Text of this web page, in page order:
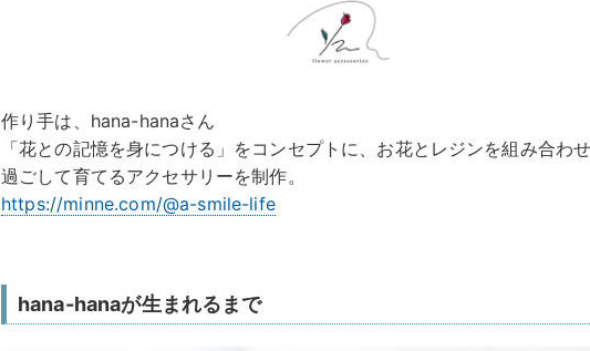
作り手は、hana-hanaさん
「花との記憶を身につける」をコンセプトに、お花とレジンを組み合わ
過ごして育てるアクセサリーを制作。
https://minne.com/@a-smile-life
hana-hanaが生まれるまで